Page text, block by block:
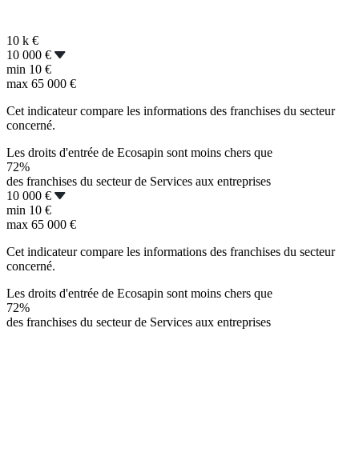
10 k €
10 000 €
min 10 €
max 65 000 €
Cet indicateur compare les informations des franchises du secteur
concerné.
Les droits d'entrée de Ecosapin sont moins chers que
72%
des franchises du secteur de Services aux entreprises
10 000 €
min 10 €
max 65 000 €
Cet indicateur compare les informations des franchises du secteur
concerné.
Les droits d'entrée de Ecosapin sont moins chers que
72%
des franchises du secteur de Services aux entreprises